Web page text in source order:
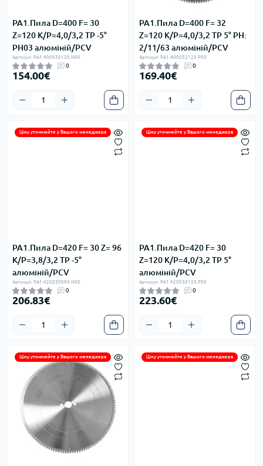
PA1.Пила D=400 F= 30
Z=120 K/P=4,0/3,2 TP -5°
PH03 алюміній/PCV
Артикул: PA1.400030120.N00
0
154.00€
PA1.Пила D=400 F= 32
Z=120 K/P=4,0/3,2 TP 5° PH:
2/11/63 алюміній/PCV
Артикул: PA1.400032120.P00
0
169.40€
Ціну уточнюйте у Вашого менеджера
PA1.Пила D=420 F= 30 Z= 96
K/P=3,8/3,2 TP -5°
алюміній/PCV
Артикул: PA1.420030096.N00
0
206.83€
Ціну уточнюйте у Вашого менеджера
PA1.Пила D=420 F= 30
Z=120 K/P=4,0/3,2 TP 5°
алюміній/PCV
Артикул: PA1.420030120.P00
0
223.60€
Ціну уточнюйте у Вашого менеджера Ціну уточнюйте у Вашого менеджера